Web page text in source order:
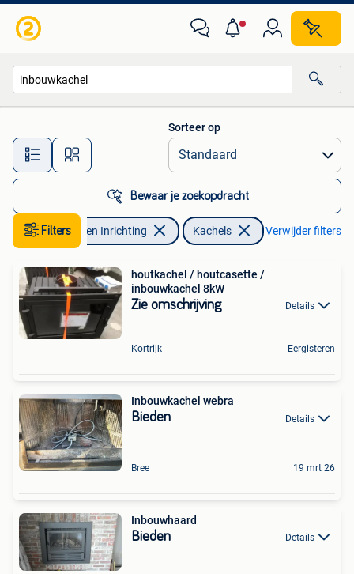
Alle afstanden…
Sorteer op
Bewaar je zoekopdracht
FiltersHuis en Inrichting Kachels Verwijder filters
houtkachel / houtcasette /
inbouwkachel 8kW
Zie omschrijving Details
Kortrijk Eergisteren
Inbouwkachel webra
Bieden Details
Bree 19 mrt 26
Inbouwhaard
Bieden Details